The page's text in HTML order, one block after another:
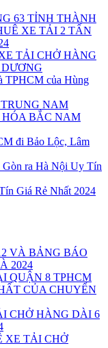
63 TỈNH THÀNH
XE TẢI 2 TẤN
TẢI CHỞ HÀNG
TPHCM của Hùng
NAM
BẮC NAM
đi Bảo Lộc, Lâm
Gòn ra Hà Nội Uy Tín
Giá Rẻ Nhất 2024
VÀ BẢNG BÁO
2024
QUẬN 8 TPHCM
CỦA CHUYỂN
CHỞ HÀNG DÀI 6
XE TẢI CHỞ